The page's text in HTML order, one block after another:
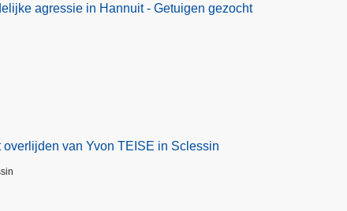
agressie in Hannuit - Getuigen gezocht
overlijden van Yvon TEISE in Sclessin